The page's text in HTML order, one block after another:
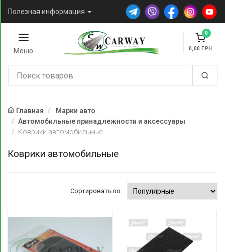
Полезная информация
Меню
0
0,00
Главная
Марки авто
Автомобильные принадлежности и аксессуары
Коврики автомобильные
Коврики автомобильные
Сортировать по: